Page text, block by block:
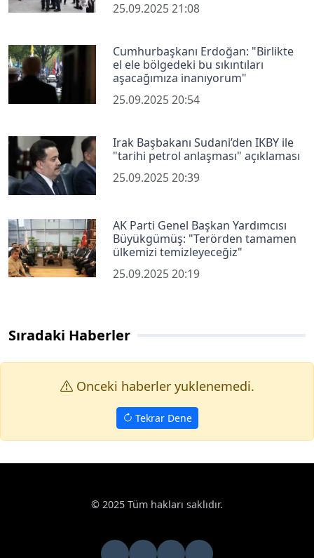
25.09.2025 21:08
Cumhurbaşkanı Erdoğan: "Birlikte
el ele bölgedeki bu sıkıntıları
aşacağımıza inanıyorum"
25.09.2025 20:54
Irak Başbakanı Sudani’den IKBY ile
"tarihi petrol anlaşması" açıklaması
25.09.2025 20:39
AK Parti Genel Başkan Yardımcısı
Büyükgümüş: "Terörden tamamen
ülkemizi temizleyeceğiz"
25.09.2025 20:19
Sıradaki Haberler
Onceki haberler yuklenemedi.
Tekrar Dene
© 2025 Tüm hakları saklıdır.